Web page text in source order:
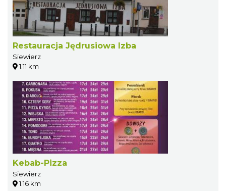
Restauracja Jędrusiowa Izba
Siewierz
1.11 km
Kebab-Pizza
Siewierz
1.16 km